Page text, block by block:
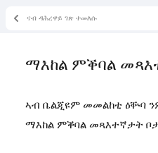
ኵላቶም ኣርእስተ-ቴማታት
ኣብ ማእከል መቐበሊ ኣጋይሽ ወጻኢ
ናብ ዳሕረዋይ ገጽ ተመለሱ
ማእከል ምቕባል
ኣብ ቤልጂዩም መመልከቲ ዕቝባ
ማእከል ምቕባል መጻእተኛታት